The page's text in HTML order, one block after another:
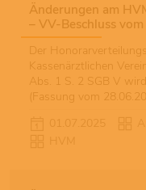
Änderungen am
– VV-Beschluss
Der
Kassenärztlichen
Abs. 1 S. 2 SGB V
(Fassung vom